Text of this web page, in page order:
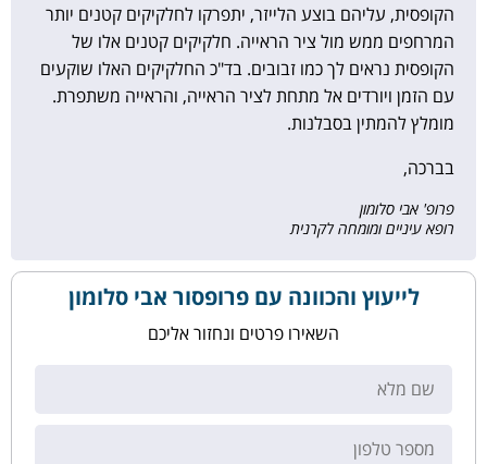
הקופסית, עליהם בוצע הלייזר, יתפרקו לחלקיקים קטנים יותר
המרחפים ממש מול ציר הראייה. חלקיקים קטנים אלו של
הקופסית נראים לך כמו זבובים. בד"כ החלקיקים האלו שוקעים
עם הזמן ויורדים אל מתחת לציר הראייה, והראייה משתפרת.
מומלץ להמתין בסבלנות.
בברכה,
פרופ' אבי סלומון
רופא עיניים ומומחה לקרנית
לייעוץ והכוונה עם פרופסור אבי סלומון
השאירו פרטים ונחזור אליכם